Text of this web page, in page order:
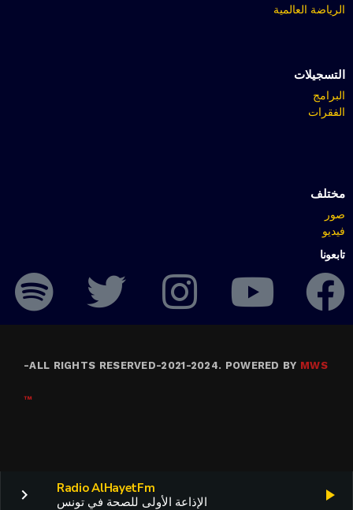
play_arrow
Radio AlHayetFm
الإذاعة الأولى للصحة في تونس
keyboard_arrow_right
الرياضة العالمية
التسجيلات
البرامج
الفقرات
مختلف
صور
فيديو
تابعونا
ALL RIGHTS RESERVED-2021-2024. POWERED BY MWS
-
™